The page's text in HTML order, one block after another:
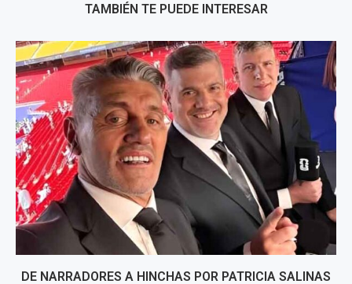
TAMBIÉN TE PUEDE INTERESAR
DE NARRADORES A HINCHAS POR PATRICIA SALINAS